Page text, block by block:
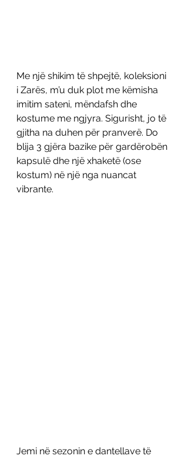
Me një shikim të shpejtë, koleksioni
i Zarës, m’u duk plot me këmisha
imitim sateni, mëndafsh dhe
kostume me ngjyra. Sigurisht, jo të
gjitha na duhen për pranverë. Do
blija 3 gjëra bazike për gardërobën
kapsulë dhe një xhaketë (ose
kostum) në një nga nuancat
vibrante.
Jemi në sezonin e dantellave të